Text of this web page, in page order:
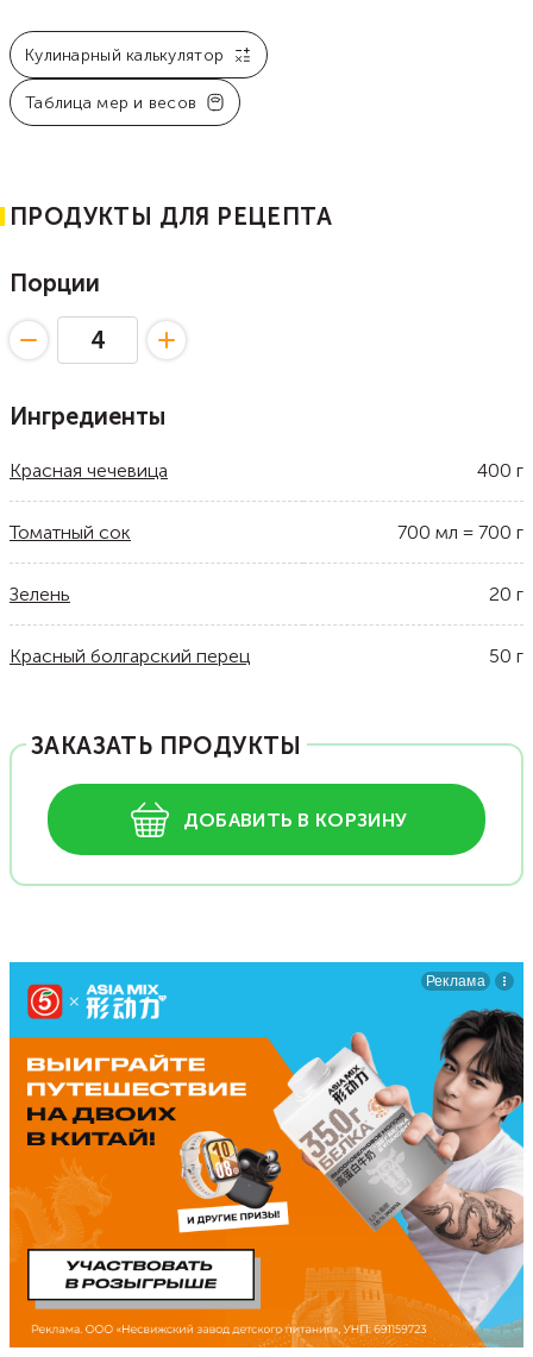
Кулинарный калькулятор
Таблица мер и весов
ПРОДУКТЫ ДЛЯ РЕЦЕПТА
Порции
Ингредиенты
Красная чечевица 400 г
Томатный сок 700 мл = 700 г
Зелень 20 г
Красный болгарский перец 50 г
ЗАКАЗАТЬ ПРОДУКТЫ
ДОБАВИТЬ В КОРЗИНУ